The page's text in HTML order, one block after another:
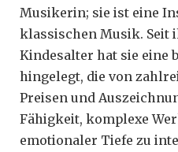
Musikerin; sie ist eine
klassischen Musik. Seit
Kindesalter hat sie eine
hingelegt, die von
Preisen und
Fähigkeit, komplexe
emotionaler Tiefe zu